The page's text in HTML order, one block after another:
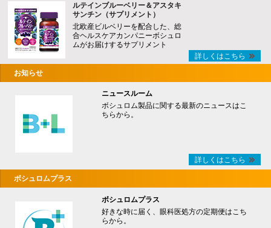
ルテインブルーベリー＆アスタキ
サンチン（サプリメント）
北欧産ビルベリーを配合した、総
合ヘルスケアカンパニーボシュロ
ムがお届けするサプリメント
詳しくはこちら
お知らせ
ニュースルーム
ボシュロム製品に関する最新のニュースはこ
ちらから。
詳しくはこちら
ボシュロムプラス
ボシュロムプラス
好きな時に届く、眼科医処方の定期便はこち
らから。